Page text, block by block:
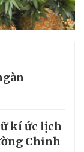
kí ức lịch
Chinh